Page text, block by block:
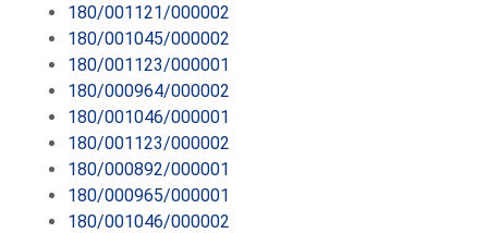
180/001121/000002
180/001045/000002
180/001123/000001
180/000964/000002
180/001046/000001
180/001123/000002
180/000892/000001
180/000965/000001
180/001046/000002